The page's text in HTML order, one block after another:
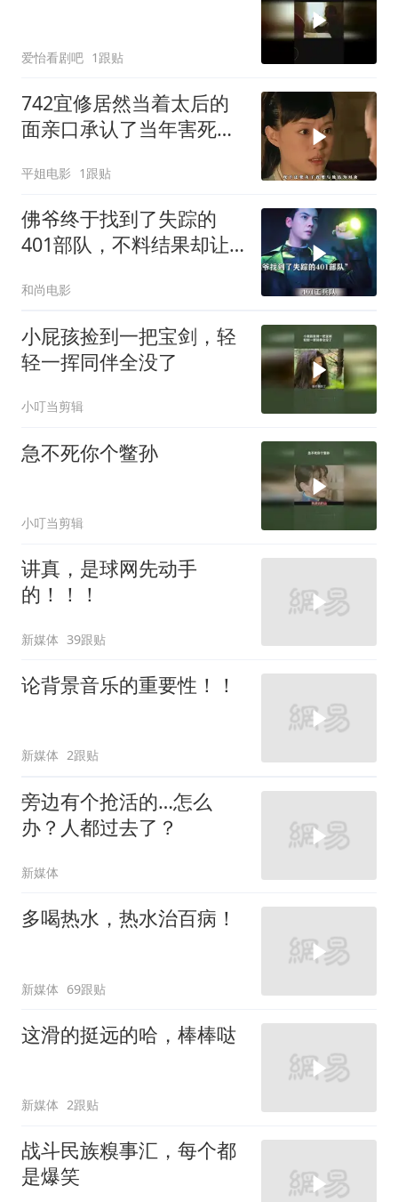
爱怡看剧吧 1跟贴
742宜修居然当着太后的
面亲口承认了当年害死了
平姐电影 1跟贴
佛爷终于找到了失踪的
401部队，不料结果却让
和尚电影
小屁孩捡到一把宝剑，轻
轻一挥同伴全没了
小叮当剪辑
急不死你个鳖孙
小叮当剪辑
讲真，是球网先动手
的！！！
新媒体 39跟贴
论背景音乐的重要性！！
新媒体 2跟贴
旁边有个抢活的…怎么
办？人都过去了？
新媒体
多喝热水，热水治百病！
新媒体 69跟贴
这滑的挺远的哈，棒棒哒
新媒体 2跟贴
战斗民族糗事汇，每个都
是爆笑